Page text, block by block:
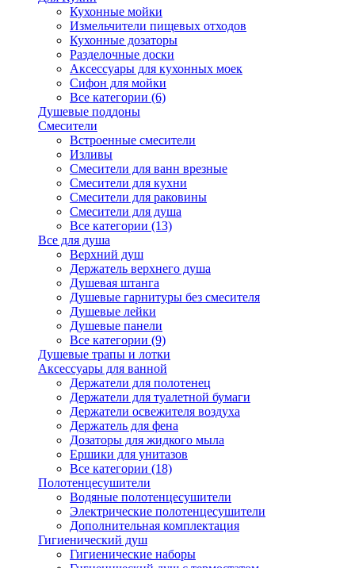
Кухонные мойки
Измельчители пищевых отходов
Кухонные дозаторы
Разделочные доски
Аксессуары для кухонных моек
Сифон для мойки
Все категории (6)
Душевые поддоны
Смесители
Встроенные смесители
Изливы
Смесители для ванн врезные
Смесители для кухни
Смесители для раковины
Смесители для душа
Все категории (13)
Все для душа
Верхний душ
Держатель верхнего душа
Душевая штанга
Душевые гарнитуры без смесителя
Душевые лейки
Душевые панели
Все категории (9)
Душевые трапы и лотки
Аксессуары для ванной
Держатели для полотенец
Держатели для туалетной бумаги
Держатели освежителя воздуха
Держатель для фена
Дозаторы для жидкого мыла
Ершики для унитазов
Все категории (18)
Полотенцесушители
Водяные полотенцесушители
Электрические полотенцесушители
Дополнительная комплектация
Гигиенический душ
Гигиенические наборы